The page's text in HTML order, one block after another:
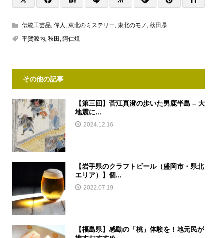
伝統工芸品, 偉人 , 東北のミステリー, 東北のモノ , 秋田県
平賀源内, 秋田 , 阿仁焼
その他の記事
【第三回】菅江真澄の歩いた男鹿半島 – 大
地震に...
2024.12.16
【岩手県のクラフトビール（盛岡市・県北
エリア）】個...
2022.07.19
【福島県】感動の「桃」体験を！地元民が